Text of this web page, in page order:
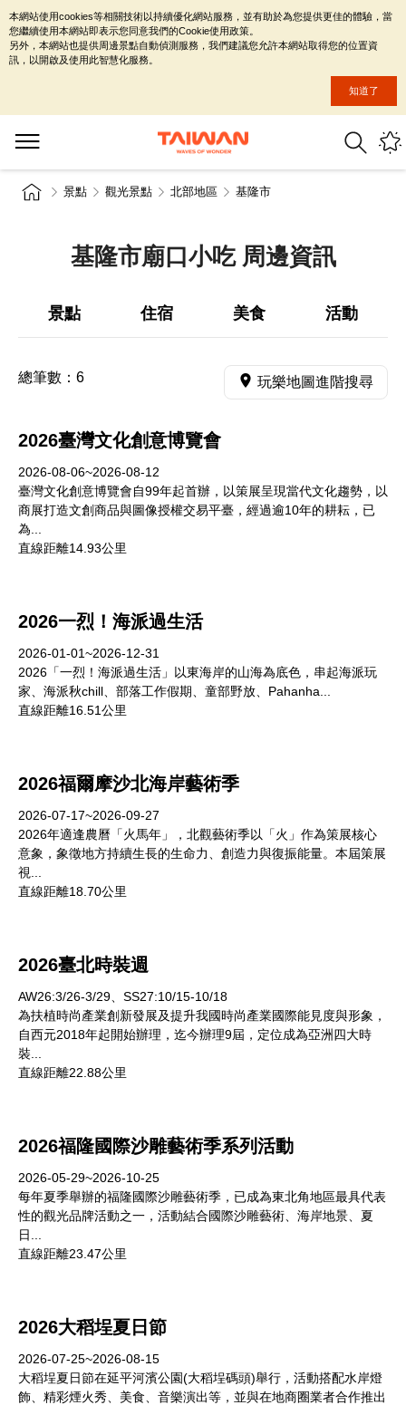
景點 觀光景點 北部地區 基隆市
基隆市廟口小吃 周邊資訊
景點 住宿 美食 活動
總筆數： 6 玩樂地圖進階搜尋
2026臺灣文化創意博覽會
2026-08-06~2026-08-12
臺灣文化創意博覽會自99年起首辦，以策展呈現當代文化趨勢，以
商展打造文創商品與圖像授權交易平臺，經過逾10年的耕耘，已
為...
直線距離14.93公里
2026一烈！海派過生活
2026-01-01~2026-12-31
2026「一烈！海派過生活」以東海岸的山海為底色，串起海派玩
家、海派秋chill、部落工作假期、童部野放、Pahanha...
直線距離16.51公里
2026福爾摩沙北海岸藝術季
2026-07-17~2026-09-27
2026年適逢農曆「火馬年」，北觀藝術季以「火」作為策展核心
意象，象徵地方持續生長的生命力、創造力與復振能量。本屆策展
視...
直線距離18.70公里
2026臺北時裝週
AW26:3/26-3/29、SS27:10/15-10/18
為扶植時尚產業創新發展及提升我國時尚產業國際能見度與形象，
自西元2018年起開始辦理，迄今辦理9屆，定位成為亞洲四大時
裝...
直線距離22.88公里
2026福隆國際沙雕藝術季系列活動
2026-05-29~2026-10-25
每年夏季舉辦的福隆國際沙雕藝術季，已成為東北角地區最具代表
性的觀光品牌活動之一，活動結合國際沙雕藝術、海岸地景、夏
日...
直線距離23.47公里
2026大稻埕夏日節
2026-07-25~2026-08-15
大稻埕夏日節在延平河濱公園(大稻埕碼頭)舉行，活動搭配水岸燈
飾、精彩煙火秀、美食、音樂演出等，並與在地商圈業者合作推出
本網站使用cookies等相關技術以持續優化網站服務，並有助於為您提供更佳的體驗，當
您繼續使用本網站即表示您同意我們的Cookie使用政策。
另外，本網站也提供周邊景點自動偵測服務，我們建議您允許本網站取得您的位置資
訊，以開啟及使用此智慧化服務。
知道了